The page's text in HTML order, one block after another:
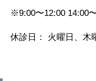
※9:00〜12:00 14:00
休診日： 火曜日、木